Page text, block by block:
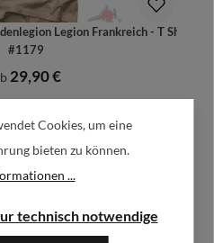
Legion Frankreich - T Shirt
#1179
Preis:
29,90 €
Cookies, um eine
bieten zu können.
...
technisch notwendige